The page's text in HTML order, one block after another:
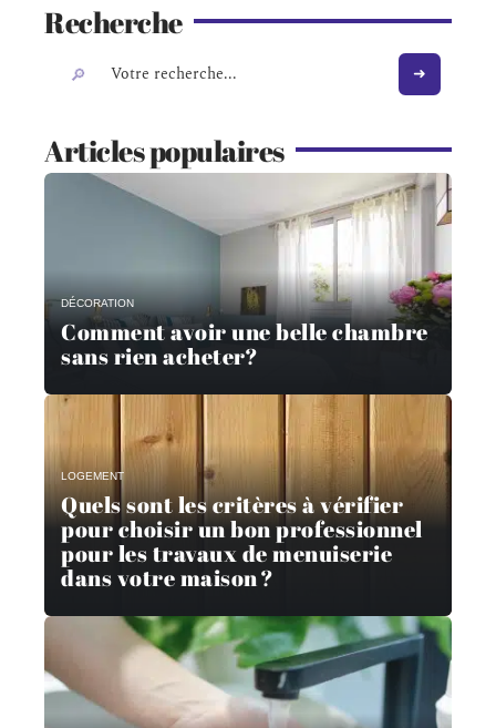
Recherche
Articles populaires
DÉCORATION
Comment avoir une belle chambre
sans rien acheter?
LOGEMENT
Quels sont les critères à vérifier
pour choisir un bon professionnel
pour les travaux de menuiserie
dans votre maison ?